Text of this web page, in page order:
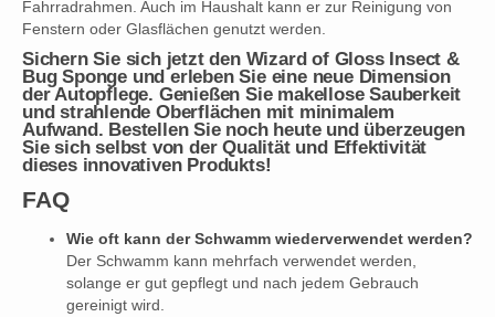
Fahrradrahmen. Auch im Haushalt kann er zur Reinigung von
Fenstern oder Glasflächen genutzt werden.
Sichern Sie sich jetzt den Wizard of Gloss Insect &
Bug Sponge und erleben Sie eine neue Dimension
der Autopflege. Genießen Sie makellose Sauberkeit
und strahlende Oberflächen mit minimalem
Aufwand. Bestellen Sie noch heute und überzeugen
Sie sich selbst von der Qualität und Effektivität
dieses innovativen Produkts!
FAQ
Wie oft kann der Schwamm wiederverwendet werden?
Der Schwamm kann mehrfach verwendet werden,
solange er gut gepflegt und nach jedem Gebrauch
gereinigt wird.